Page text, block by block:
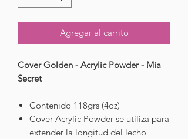
Agregar al carrito
Cover Golden - Acrylic Powder - Mia
Secret
Contenido 118grs (4oz)
Cover Acrylic Powder se utiliza para
extender la longitud del lecho